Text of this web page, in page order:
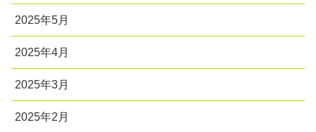
2025年5月
2025年4月
2025年3月
2025年2月